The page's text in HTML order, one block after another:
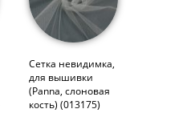
Сетка невидимка,
для вышивки
(Panna, слоновая
кость) (013175)